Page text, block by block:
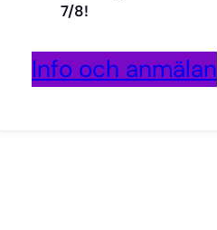
7/8!
Info och anmälan